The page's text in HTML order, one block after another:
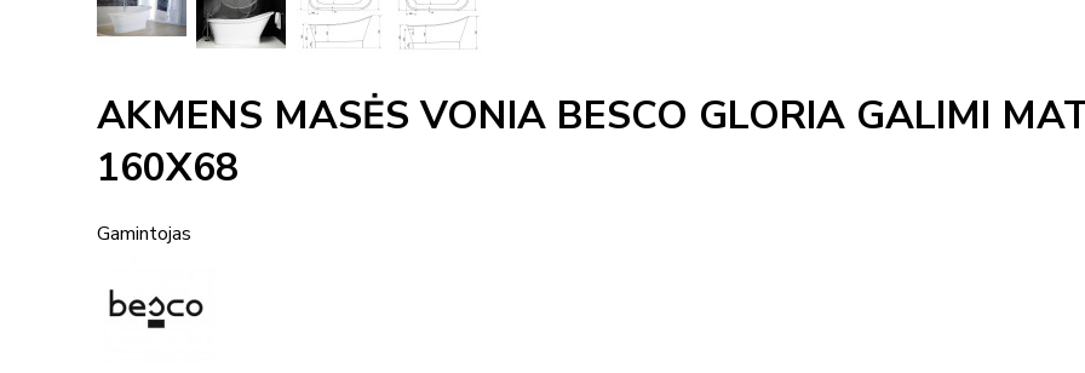
AKMENS MASĖS VONIA BESCO GLORIA GALIMI
160X68
Gamintojas